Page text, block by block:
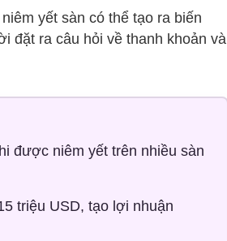
yết sàn có thể tạo ra biến
đặt ra câu hỏi về thanh khoản và
được niêm yết trên nhiều sàn
triệu USD, tạo lợi nhuận